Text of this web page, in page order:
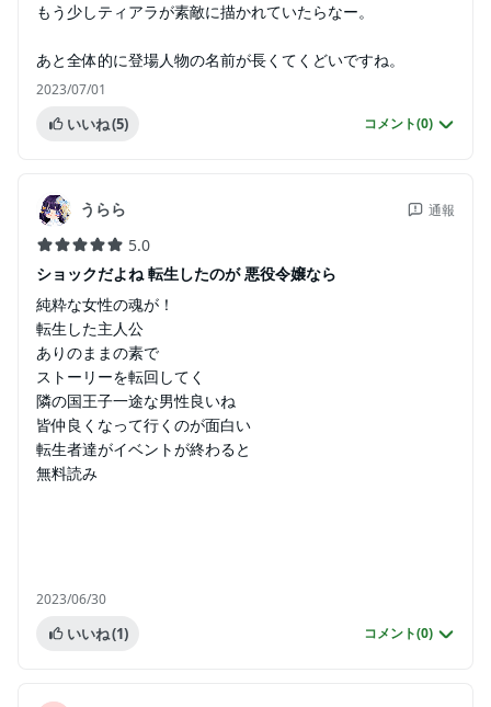
もう少しティアラが素敵に描かれていたらなー。
あと全体的に登場人物の名前が長くてくどいですね。
2023/07/01
いいね(5) コメント(0)
うらら 通報
5.0
ショックだよね 転生したのが 悪役令嬢なら
純粋な女性の魂が！
転生した主人公
ありのままの素で
ストーリーを転回してく
隣の国王子一途な男性良いね
皆仲良くなって行くのが面白い
転生者達がイベントが終わると
無料読み
2023/06/30
いいね(1) コメント(0)